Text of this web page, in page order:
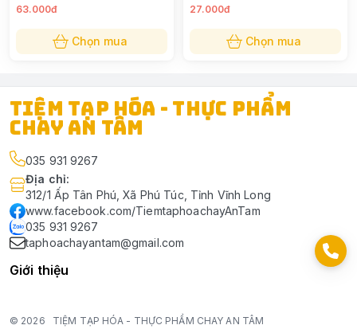
63.000đ
Chọn mua
27.000đ
Chọn mua
TIỆM TẠP HÓA - THỰC PHẨM
CHAY AN TÂM
035 931 9267
Địa chỉ:
312/1 Ấp Tân Phú, Xã Phú Túc, Tỉnh Vĩnh Long
www.facebook.com/TiemtaphoachayAnTam
035 931 9267
taphoachayantam@gmail.com
Giới thiệu
© 2026 TIỆM TẠP HÓA - THỰC PHẨM CHAY AN TÂM